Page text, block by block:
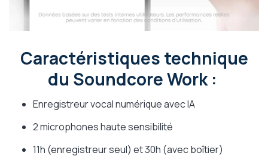
Caractéristiques technique
du Soundcore Work :
Enregistreur vocal numérique avec IA
2 microphones haute sensibilité
11h (enregistreur seul) et 30h (avec boîtier)